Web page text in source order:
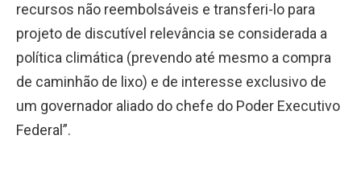
recursos não reembolsáveis e transferi-lo para
projeto de discutível relevância se considerada a
política climática (prevendo até mesmo a compra
de caminhão de lixo) e de interesse exclusivo de
um governador aliado do chefe do Poder Executivo
Federal”.